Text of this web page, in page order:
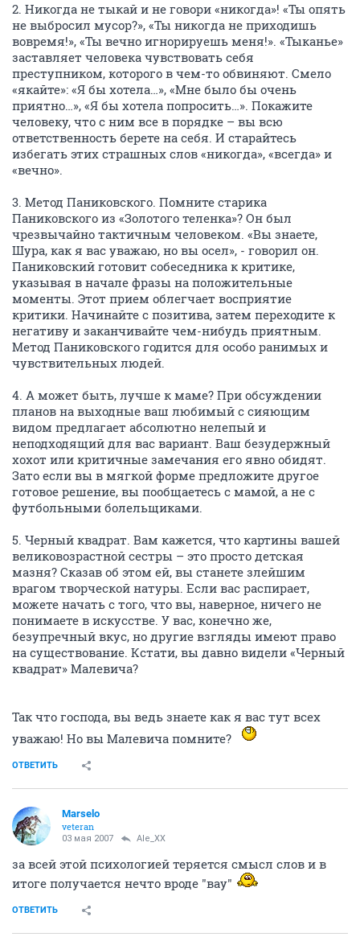
2. Никогда не тыкай и не говори «никогда»! «Ты опять
не выбросил мусор?», «Ты никогда не приходишь
вовремя!», «Ты вечно игнорируешь меня!». «Тыканье»
заставляет человека чувствовать себя
преступником, которого в чем-то обвиняют. Смело
«якайте»: «Я бы хотела…», «Мне было бы очень
приятно…», «Я бы хотела попросить…». Покажите
человеку, что с ним все в порядке – вы всю
ответственность берете на себя. И старайтесь
избегать этих страшных слов «никогда», «всегда» и
«вечно».
3. Метод Паниковского. Помните старика
Паниковского из «Золотого теленка»? Он был
чрезвычайно тактичным человеком. «Вы знаете,
Шура, как я вас уважаю, но вы осел», - говорил он.
Паниковский готовит собеседника к критике,
указывая в начале фразы на положительные
моменты. Этот прием облегчает восприятие
критики. Начинайте с позитива, затем переходите к
негативу и заканчивайте чем-нибудь приятным.
Метод Паниковского годится для особо ранимых и
чувствительных людей.
4. А может быть, лучше к маме? При обсуждении
планов на выходные ваш любимый с сияющим
видом предлагает абсолютно нелепый и
неподходящий для вас вариант. Ваш безудержный
хохот или критичные замечания его явно обидят.
Зато если вы в мягкой форме предложите другое
готовое решение, вы пообщаетесь с мамой, а не с
футбольными болельщиками.
5. Черный квадрат. Вам кажется, что картины вашей
великовозрастной сестры – это просто детская
мазня? Сказав об этом ей, вы станете злейшим
врагом творческой натуры. Если вас распирает,
можете начать с того, что вы, наверное, ничего не
понимаете в искусстве. У вас, конечно же,
безупречный вкус, но другие взгляды имеют право
на существование. Кстати, вы давно видели «Черный
квадрат» Малевича?
Так что господа, вы ведь знаете как я вас тут всех
уважаю! Но вы Малевича помните?
ОТВЕТИТЬ
Marselo
veteran
03 мая 2007 Ale_XX
за всей этой психологией теряется смысл слов и в
итоге получается нечто вроде "вау"
ОТВЕТИТЬ